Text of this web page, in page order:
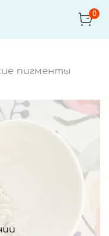
0
пигменты